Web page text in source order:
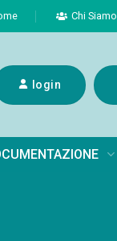
Chi Siamo
login